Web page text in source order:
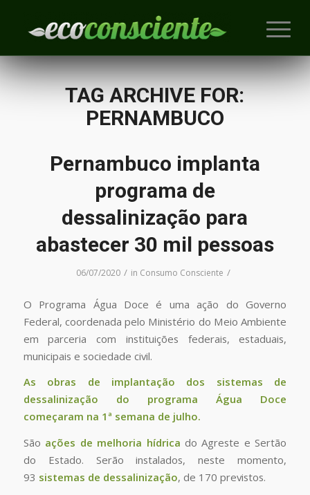
TAG ARCHIVE FOR:
PERNAMBUCO
Pernambuco implanta
programa de
dessalinização para
abastecer 30 mil pessoas
06/07/2020 / in Consumo Consciente /
O Programa Água Doce é uma ação do Governo
Federal, coordenada pelo Ministério do Meio Ambiente
em parceria com instituições federais, estaduais,
municipais e sociedade civil.
As obras de implantação dos sistemas de
dessalinização do programa Água Doce
começaram na 1ª semana de julho.
São ações de melhoria hídrica do Agreste e Sertão
do Estado. Serão instalados, neste momento,
93 sistemas de dessalinização, de 170 previstos.